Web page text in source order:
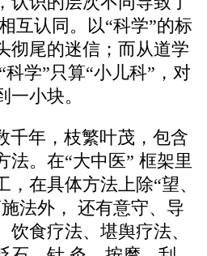
互认同。以“科学”的标
彻尾的迷信；而从道学
学”只算“小儿科”，对
小块。
千年，枝繁叶茂，包含
法。在“大中医” 框架里
在具体方法上除“望、
法外， 还有意守、导
饮食疗法、堪舆疗法、